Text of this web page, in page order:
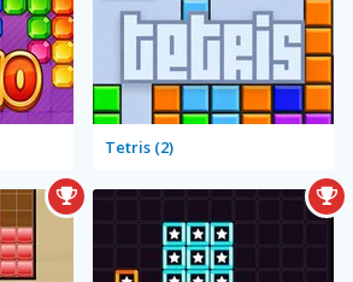
Tetris (2)